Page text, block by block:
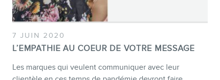
7 JUIN 2020
L’EMPATHIE AU COEUR DE VOTRE MESSAGE
Les marques qui veulent communiquer avec leur